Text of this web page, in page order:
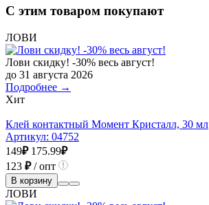
С этим товаром покупают
ЛОВИ
Лови скидку! -30% весь август!
до 31 августа 2026
Подробнее →
Хит
Клей контактный Момент Кристалл, 30 мл
Артикул: 04752
149₽ 175.99₽
123 ₽/ опт
В корзину
ЛОВИ